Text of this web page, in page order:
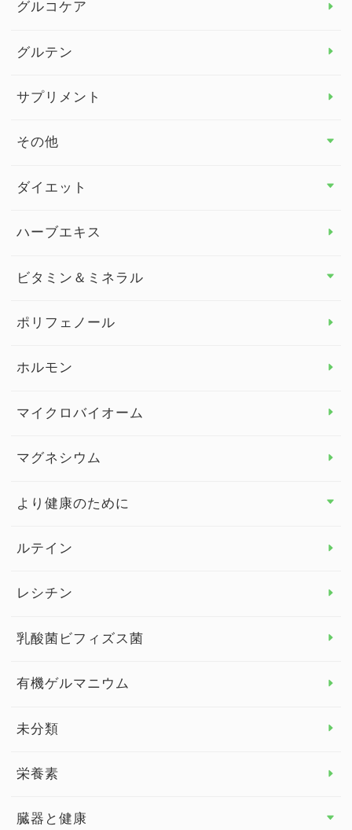
グルコケア
グルテン
サプリメント
その他
その他 トップ
健康セミナー
ダイエット
ダイエット トップ
ハーブエキス
ビタミン＆ミネラル
ビタミン＆ミネラル トップ
ビタミンE
ポリフェノール
ホルモン
マイクロバイオーム
マグネシウム
より健康のために
より健康のために トップ
眼の健康
睡眠
ルテイン
レシチン
乳酸菌ビフィズス菌
有機ゲルマニウム
未分類
栄養素
臓器と健康